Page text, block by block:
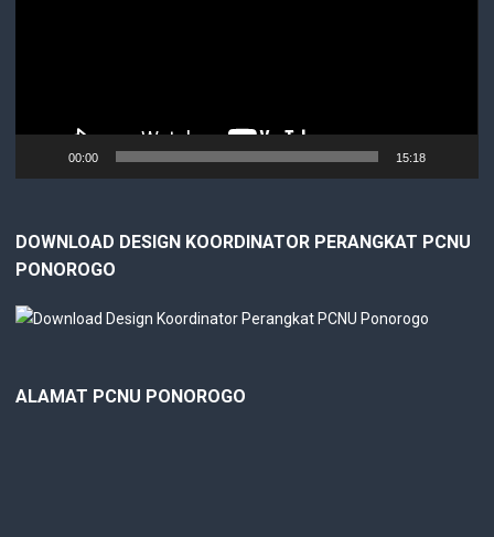
00:00 15:18
DOWNLOAD DESIGN KOORDINATOR PERANGKAT PCNU
PONOROGO
ALAMAT PCNU PONOROGO